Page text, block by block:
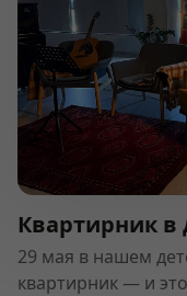
Квартирник в
29 мая в нашем
квартирник — и